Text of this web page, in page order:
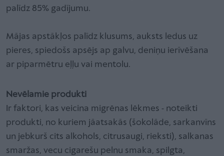
palīdz 85% gadījumu.
Mājas apstākļos palīdz klusums, auksts ledus uz
pieres, spiedošs apsējs ap galvu, deniņu ierīvēšana
ar piparmētru eļļu vai mentolu.
Nevēlamie produkti
Ir faktori, kas veicina migrēnas lēkmes - noteikti
produkti, no kuriem jāatsakās (šokolāde, sarkanvīns
un jebkurš cits alkohols, citrusaugi, rieksti), salkanas
smaržas, vecu cigarešu pelnu smaka, spilgta,